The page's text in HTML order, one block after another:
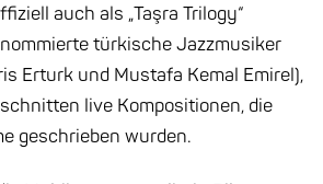
auch als „Taşra Trilogy“
türkische Jazzmusiker
Erturk und Mustafa Kemal Emirel),
live Kompositionen, die
geschrieben wurden.